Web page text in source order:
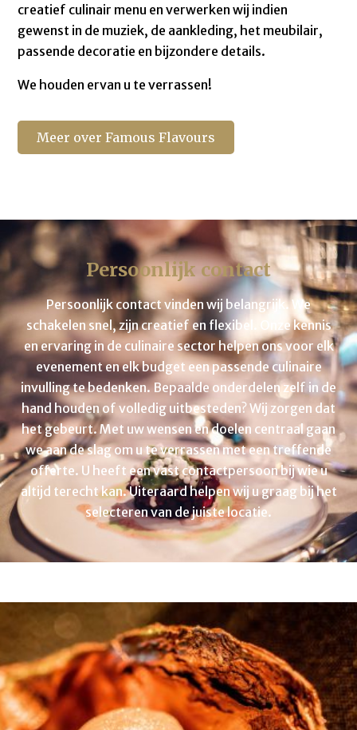
creatief culinair menu en verwerken wij indien
gewenst in de muziek, de aankleding, het meubilair,
passende decoratie en bijzondere details.
We houden ervan u te verrassen!
Meer over Famous Flavours
Persoonlijk contact
Persoonlijk contact vinden wij belangrijk. We
schakelen snel, zijn creatief en flexibel. Onze kennis
en ervaring in de culinaire sector helpen ons voor elk
evenement en elk budget een passende culinaire
invulling te bedenken. Bepaalde onderdelen zelf in de
hand houden of volledig uitbesteden? Wij zorgen dat
het gebeurt. Met uw wensen en doelen centraal gaan
we aan de slag om u te verrassen met een treffende
offerte. U heeft een vast contactpersoon bij wie u
altijd terecht kan. Uiteraard helpen wij u graag bij het
selecteren van de juiste locatie.